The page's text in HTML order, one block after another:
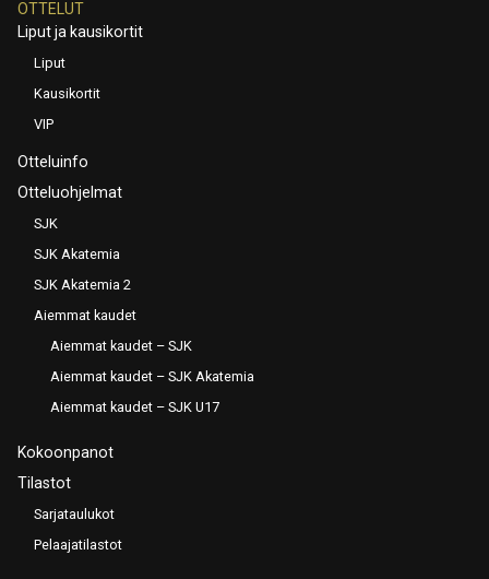
OTTELUT
Liput ja kausikortit
Liput
Kausikortit
VIP
Otteluinfo
Otteluohjelmat
SJK
SJK Akatemia
SJK Akatemia 2
Aiemmat kaudet
Aiemmat kaudet – SJK
Aiemmat kaudet – SJK Akatemia
Aiemmat kaudet – SJK U17
Kokoonpanot
Tilastot
Sarjataulukot
Pelaajatilastot